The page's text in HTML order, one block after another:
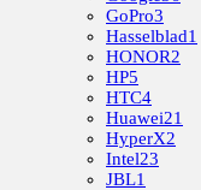
GoPro3
Hasselblad1
HONOR2
HP5
HTC4
Huawei21
HyperX2
Intel23
JBL1